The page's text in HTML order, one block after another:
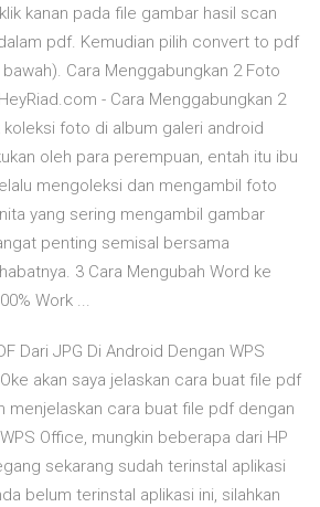
kanan pada file gambar hasil scan
pdf. Kemudian pilih convert to pdf
Cara Menggabungkan 2 Foto
- Cara Menggabungkan 2
koleksi foto di album galeri android
oleh para perempuan, entah itu ibu
mengoleksi dan mengambil foto
yang sering mengambil gambar
penting semisal bersama
3 Cara Mengubah Word ke
Work ...
Dari JPG Di Android Dengan WPS
akan saya jelaskan cara buat file pdf
menjelaskan cara buat file pdf dengan
Office, mungkin beberapa dari HP
sekarang sudah terinstal aplikasi
belum terinstal aplikasi ini, silahkan